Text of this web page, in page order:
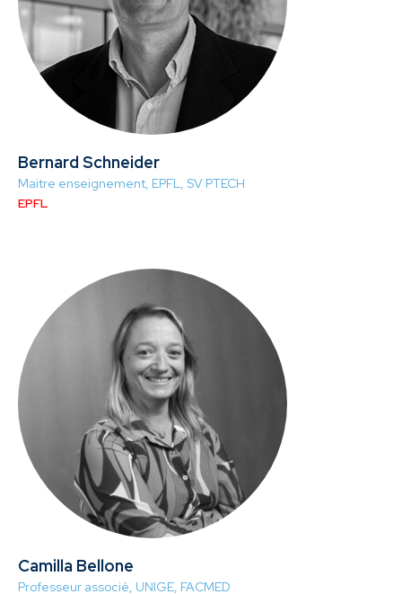
Bernard Schneider
Maitre enseignement, EPFL, SV PTECH
EPFL
Camilla Bellone
Professeur associé, UNIGE, FACMED